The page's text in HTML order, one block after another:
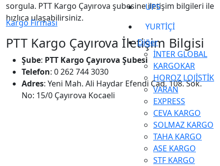
Kargo Firması
UPS
YURTİÇİ
Diğer
İNTER GLOBAL
KARGOKAR
HOROZ LOJİSTİK
VARAN
EXPRESS
CEVA KARGO
SOLMAZ KARGO
TAHA KARGO
ASE KARGO
STF KARGO
sorgula. PTT Kargo Çayırova şubesine iletişim bilgileri ile
hızlıca ulaşabilirsiniz.
PTT Kargo Çayırova İletişim Bilgisi
Şube: PTT Kargo Çayırova Şubesi
Telefon: 0 262 744 3030
Adres: Yeni Mah. Ali Haydar Efendi Cad. 108. Sok.
No: 15/0 Çayırova Kocaeli